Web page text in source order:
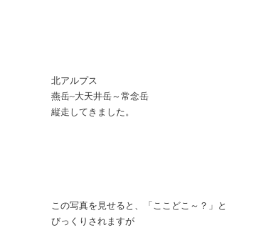
北アルプス
燕岳~大天井岳～常念岳
縦走してきました。
この写真を見せると、「ここどこ～？」と
びっくりされますが